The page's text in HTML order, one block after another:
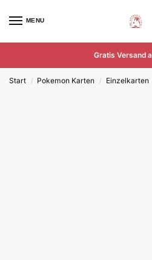
MENU
Gratis Versand
Start / Pokemon Karten / Einzelkarten